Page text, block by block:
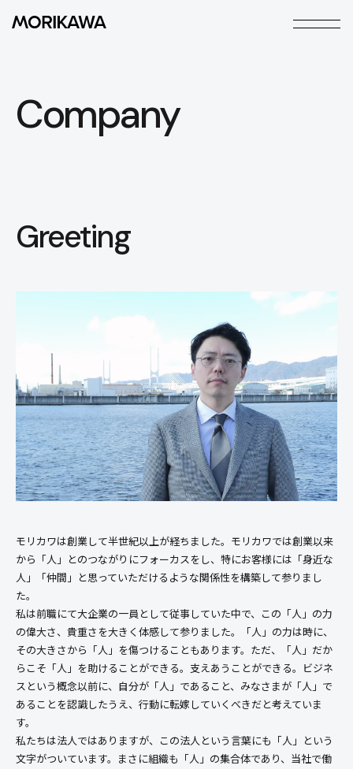
メニ
Company
Greeting
モリカワは創業して半世紀以上が経ちました。モリカワでは創業以来
から「人」とのつながりにフォーカスをし、特にお客様には「身近な
人」「仲間」と思っていただけるような関係性を構築して参りまし
た。
私は前職にて大企業の一員として従事していた中で、この「人」の力
の偉大さ、貴重さを大きく体感して参りました。「人」の力は時に、
その大きさから「人」を傷つけることもあります。ただ、「人」だか
らこそ「人」を助けることができる。支えあうことができる。ビジネ
スという概念以前に、自分が「人」であること、みなさまが「人」で
あることを認識したうえ、行動に転嫁していくべきだと考えていま
す。
私たちは法人ではありますが、この法人という言葉にも「人」という
文字がついています。まさに組織も「人」の集合体であり、当社で働